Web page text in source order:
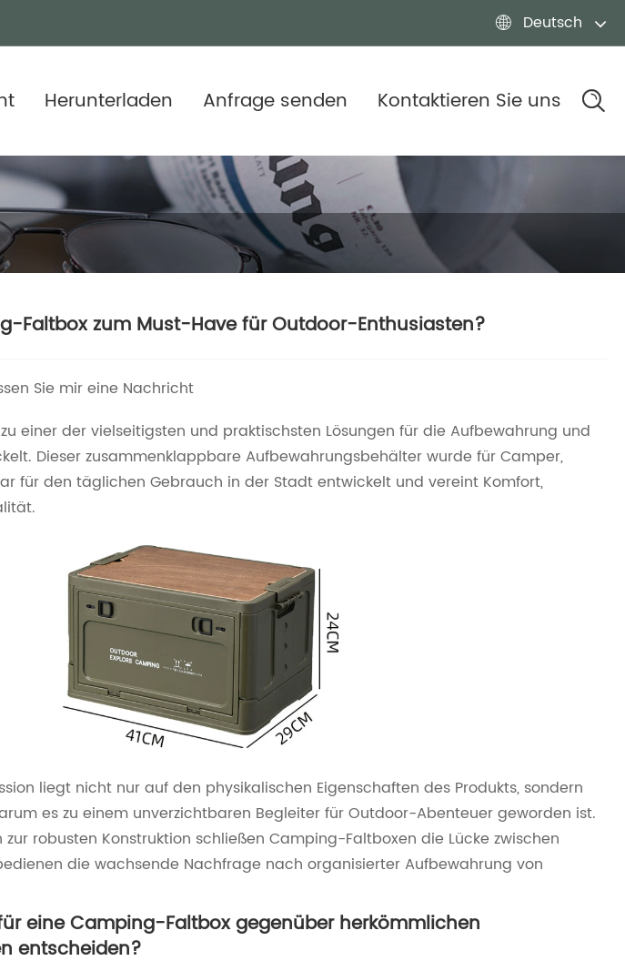
 Deutsch
Herunterladen Anfrage senden Kontaktieren Sie uns
Faltbox zum Must-Have für Outdoor-Enthusiasten?
Sie mir eine Nachricht
einer der vielseitigsten und praktischsten Lösungen für die Aufbewahrung und
Dieser zusammenklappbare Aufbewahrungsbehälter wurde für Camper,
für den täglichen Gebrauch in der Stadt entwickelt und vereint Komfort,
liegt nicht nur auf den physikalischen Eigenschaften des Produkts, sondern
es zu einem unverzichtbaren Begleiter für Outdoor-Abenteuer geworden ist.
robusten Konstruktion schließen Camping-Faltboxen die Lücke zwischen
die wachsende Nachfrage nach organisierter Aufbewahrung von
eine Camping-Faltbox gegenüber herkömmlichen
entscheiden?